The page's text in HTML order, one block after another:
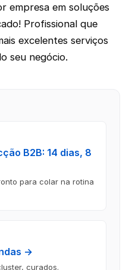
empresa em soluções
Profissional que
excelentes serviços
seu negócio.
B2B: 14 dias, 8
para colar na rotina
→
curados.